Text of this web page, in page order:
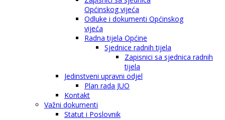
Općinskog vijeća
Odluke i dokumenti Općinskog
vijeća
Radna tijela Općine
Sjednice radnih tijela
Zapisnici sa sjednica radnih
tijela
Jedinstveni upravni odjel
Plan rada JUO
Kontakt
Važni dokumenti
Statut i Poslovnik